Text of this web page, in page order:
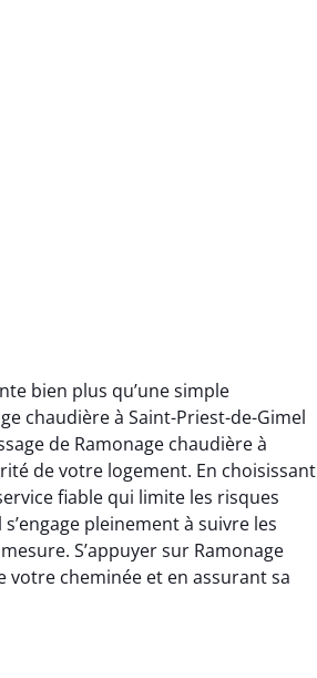
bien plus qu’une simple
chaudière à Saint-Priest-de-Gimel
de Ramonage chaudière à
de votre logement. En choisissant
fiable qui limite les risques
pleinement à suivre les
S’appuyer sur Ramonage
votre cheminée et en assurant sa